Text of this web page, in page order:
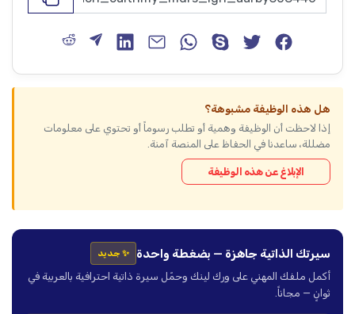
هل هذه الوظيفة مشبوهة؟
إذا لاحظت أن الوظيفة وهمية أو تطلب رسوماً أو تحتوي على معلومات
مضللة، ساعدنا في الحفاظ على المنصة آمنة.
الإبلاغ عن هذه الوظيفة
سيرتك الذاتية جاهزة — بضغطة واحدة ✨ جديد
أكمل ملفك المهني على ورك لينك وحمّل سيرة ذاتية احترافية بالعربية في
ثوانٍ — مجاناً.